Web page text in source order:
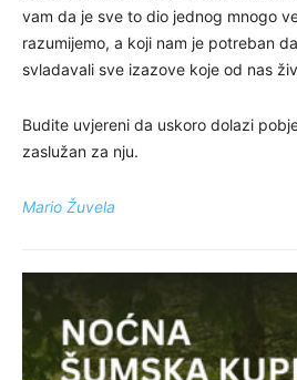
vam da je sve to dio jednog mnogo
razumijemo, a koji nam je potreban
svladavali sve izazove koje od nas
Budite uvjereni da uskoro dolazi
zaslužan za nju.
Mario Žuvela